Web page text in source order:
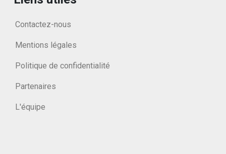
Contactez-nous
Mentions légales
Politique de confidentialité
Partenaires
L'équipe